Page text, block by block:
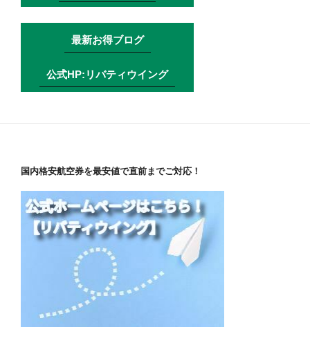
最新お得ブログ
公式HP:リバティウイング
国内格安航空券を最安値で直前までご対応！